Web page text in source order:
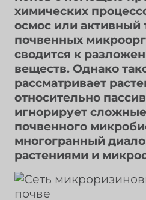
химических
осмос или активный
почвенных
сводится к
веществ. Однако
рассматривает
относительно
игнорирует
почвенного
многогранный
растениями и